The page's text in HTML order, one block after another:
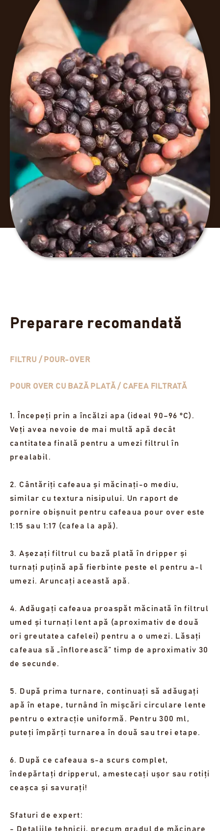
Preparare recomandată
FILTRU / POUR-OVER
POUR OVER CU BAZĂ PLATĂ / CAFEA FILTRATĂ
1. Începeți prin a încălzi apa (ideal 90–96 °C).
Veți avea nevoie de mai multă apă decât
cantitatea finală pentru a umezi filtrul în
prealabil.
2. Cântăriți cafeaua și măcinați-o mediu,
similar cu textura nisipului. Un raport de
pornire obișnuit pentru cafeaua pour over este
1:15 sau 1:17 (cafea la apă).
3. Așezați filtrul cu bază plată în dripper și
turnați puțină apă fierbinte peste el pentru a-l
umezi. Aruncați această apă.
4. Adăugați cafeaua proaspăt măcinată în filtrul
umed și turnați lent apă (aproximativ de două
ori greutatea cafelei) pentru a o umezi. Lăsați
cafeaua să „înflorească” timp de aproximativ 30
de secunde.
5. După prima turnare, continuați să adăugați
apă în etape, turnând în mișcări circulare lente
pentru o extracție uniformă. Pentru 300 ml,
puteți împărți turnarea în două sau trei etape.
6. După ce cafeaua s-a scurs complet,
îndepărtați dripperul, amestecați ușor sau rotiți
ceașca și savurați!
Sfaturi de expert:
- Detaliile tehnicii, precum gradul de măcinare